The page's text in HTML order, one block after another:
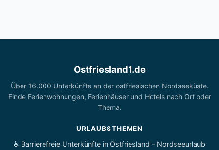
Ostfriesland1.de
Über 16.000 Unterkünfte an der ostfriesischen Nordseeküste.
Finde Ferienwohnungen, Ferienhäuser und Hotels nach Ort oder
Thema.
URLAUBSTHEMEN
♿ Barrierefreie Unterkünfte in Ostfriesland – Nordseeurlaub